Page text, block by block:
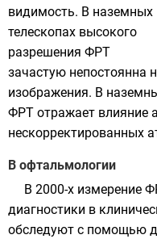
видимость. В наземных
телескопах высокого
разрешения ФРТ
зачастую непостоянна
изображения. В
ФРТ отражает влияние
нескорректированных
В офтальмологии
В 2000-х измерение
диагностики в
обследуют с помощью